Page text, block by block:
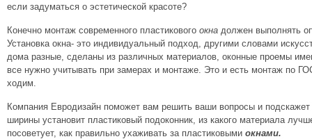
если задуматься о эстетической красоте?
Конечно монтаж современного пластикового окна должен выполнять
Установка окна- это индивидуальный подход, другими словами
дома разные, сделаны из различных материалов, оконные проемы
все нужно учитывать при замерах и монтаже. Это и есть монтаж по
ходим.
Компания Евродизайн поможет вам решить ваши вопросы и
ширины установит пластиковый подоконник, из какого материала
посоветует, как правильно ухаживать за пластиковыми окнами.